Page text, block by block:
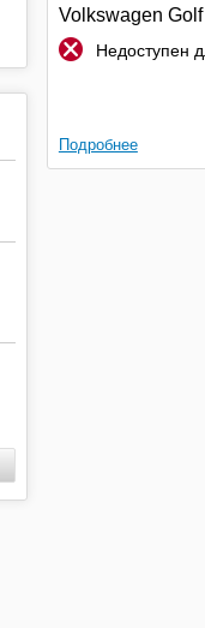
Volkswagen
Недоступен
Подробнее